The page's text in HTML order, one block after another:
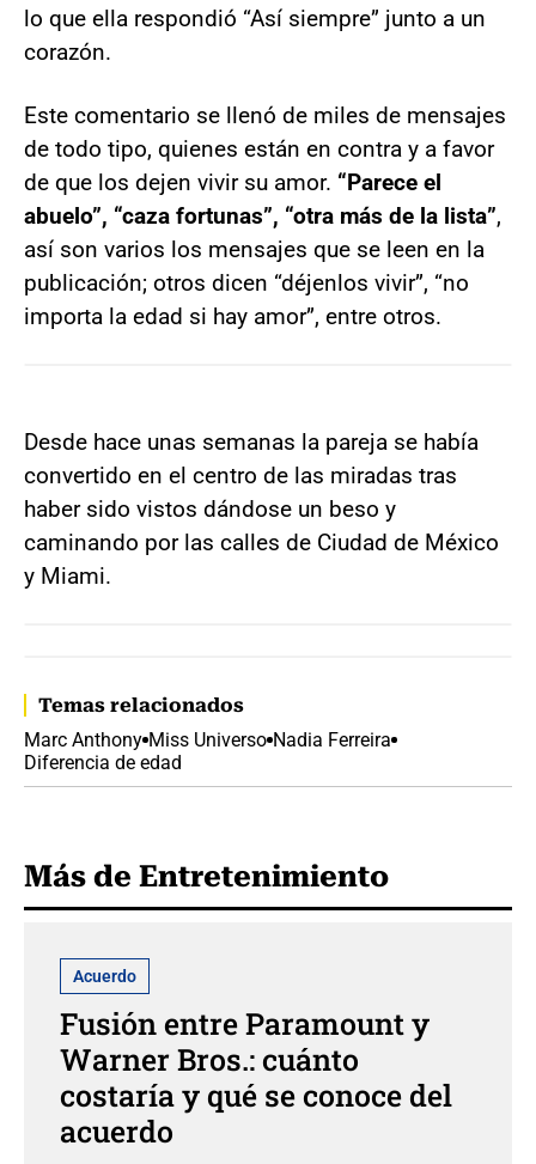
lo que ella respondió “Así siempre” junto a un
corazón.
Este comentario se llenó de miles de mensajes
de todo tipo, quienes están en contra y a favor
de que los dejen vivir su amor. “Parece el
abuelo”, “caza fortunas”, “otra más de la lista”,
así son varios los mensajes que se leen en la
publicación; otros dicen “déjenlos vivir”, “no
importa la edad si hay amor”, entre otros.
Desde hace unas semanas la pareja se había
convertido en el centro de las miradas tras
haber sido vistos dándose un beso y
caminando por las calles de Ciudad de México
y Miami.
Temas relacionados
Marc Anthony Miss Universo Nadia Ferreira
Diferencia de edad
Más de Entretenimiento
Acuerdo
Fusión entre Paramount y
Warner Bros.: cuánto
costaría y qué se conoce del
acuerdo